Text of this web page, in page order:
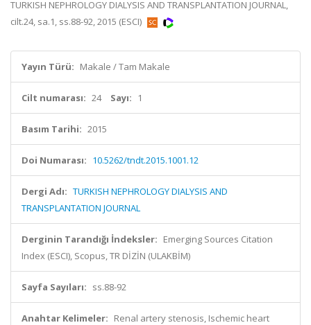
TURKISH NEPHROLOGY DIALYSIS AND TRANSPLANTATION JOURNAL,
cilt.24, sa.1, ss.88-92, 2015 (ESCI)
Yayın Türü: Makale / Tam Makale
Cilt numarası: 24 Sayı: 1
Basım Tarihi: 2015
Doi Numarası: 10.5262/tndt.2015.1001.12
Dergi Adı: TURKISH NEPHROLOGY DIALYSIS AND
TRANSPLANTATION JOURNAL
Derginin Tarandığı İndeksler: Emerging Sources Citation
Index (ESCI), Scopus, TR DİZİN (ULAKBİM)
Sayfa Sayıları: ss.88-92
Anahtar Kelimeler: Renal artery stenosis, Ischemic heart